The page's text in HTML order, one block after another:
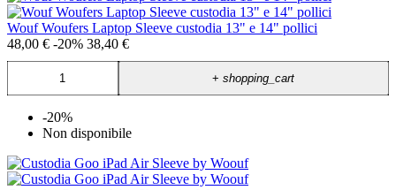
Wouf Woufers Laptop Sleeve custodia 13" e 14" pollici
48,00 € -20% 38,40 €
+shopping_cart
-20%
Non disponibile